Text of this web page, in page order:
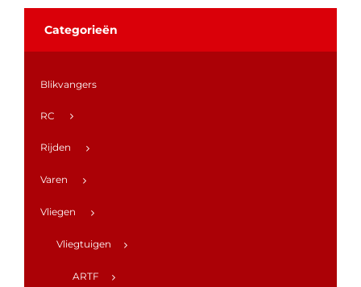
Categorieën
Blikvangers
RC
Rijden
Varen
Vliegen
Vliegtuigen
ARTF